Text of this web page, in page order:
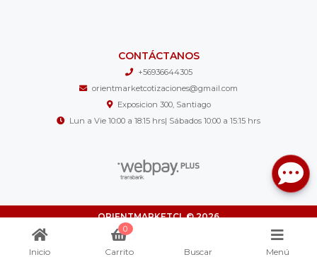
CONTÁCTANOS
+56936644305
orientmarketcotizaciones@gmail.com
Exposicion 300, Santiago
Lun a Vie 10:00 a 18:15 hrs| Sábados 10:00 a 15:15 hrs
ORIENTMARKETCL © 2026
¿Te gusta mi tienda? Yo vendo con
Inicio
0
Carrito Buscar Menú